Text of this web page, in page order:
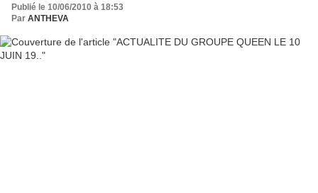
Publié le 10/06/2010 à 18:53
Par ANTHEVA